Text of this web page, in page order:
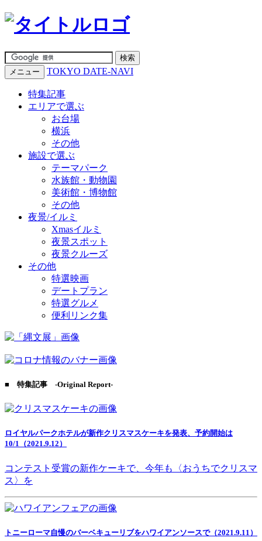
メニュー TOKYO DATE-NAVI
特集記事
エリアで選ぶ
お台場
横浜
その他
施設で選ぶ
テーマパーク
水族館・動物園
美術館・博物館
その他
夜景/イルミ
Xmasイルミ
夜景スポット
夜景クルーズ
その他
特選映画
デートプラン
特選グルメ
便利リンク集
■ 特集記事 -Original Report-
ロイヤルパークホテルが新作クリスマスケーキを発表、予約開始は
10/1（2021.9.12）
コンテスト受賞の新作ケーキで、今年も〈おうちでクリスマ
ス〉を
トニーローマ自慢のバーベキューリブをハワイアンソースで（2021.9.11）